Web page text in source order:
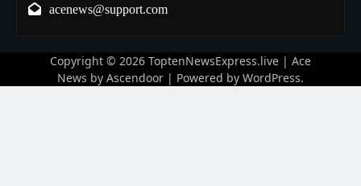
acenews@support.com
Copyright © 2026 ToptenNewsExpress.live | Ace
News by Ascendoor | Powered by WordPress.